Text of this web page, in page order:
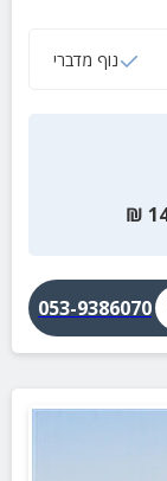
נוף מדברי
₪
053-9386070